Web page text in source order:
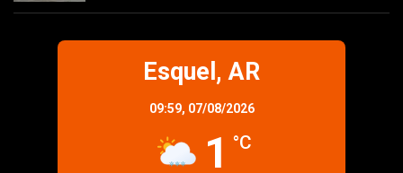
Esquel, AR
09:59, 07/08/2026
1 °C